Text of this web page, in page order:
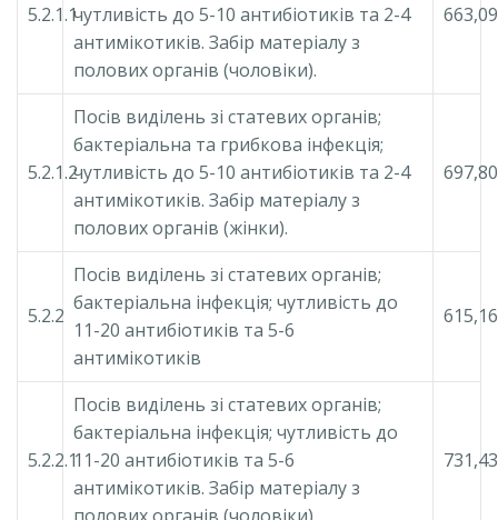
5.2.1.1чутливість до 5-10 антибіотиків та 2-4
антимікотиків. Забір матеріалу з
полових органів (чоловіки).
663,09
5.2.1.2
Посів виділень зі статевих органів;
бактеріальна та грибкова інфекція;
чутливість до 5-10 антибіотиків та 2-4
антимікотиків. Забір матеріалу з
полових органів (жінки).
697,80
5.2.2
Посів виділень зі статевих органів;
бактеріальна інфекція; чутливість до
11-20 антибіотиків та 5-6
антимікотиків
615,16
5.2.2.1
Посів виділень зі статевих органів;
бактеріальна інфекція; чутливість до
11-20 антибіотиків та 5-6
антимікотиків. Забір матеріалу з
731,43